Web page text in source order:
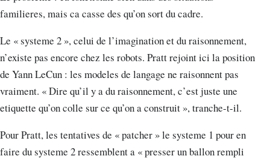
familieres, mais ca casse des qu’on sort du cadre.
Le « systeme 2 », celui de l’imagination et du raisonnement,
n’existe pas encore chez les robots. Pratt rejoint ici la position
de Yann LeCun : les modeles de langage ne raisonnent pas
vraiment. « Dire qu’il y a du raisonnement, c’est juste une
etiquette qu’on colle sur ce qu’on a construit », tranche-t-il.
Pour Pratt, les tentatives de « patcher » le systeme 1 pour en
faire du systeme 2 ressemblent a « presser un ballon rempli